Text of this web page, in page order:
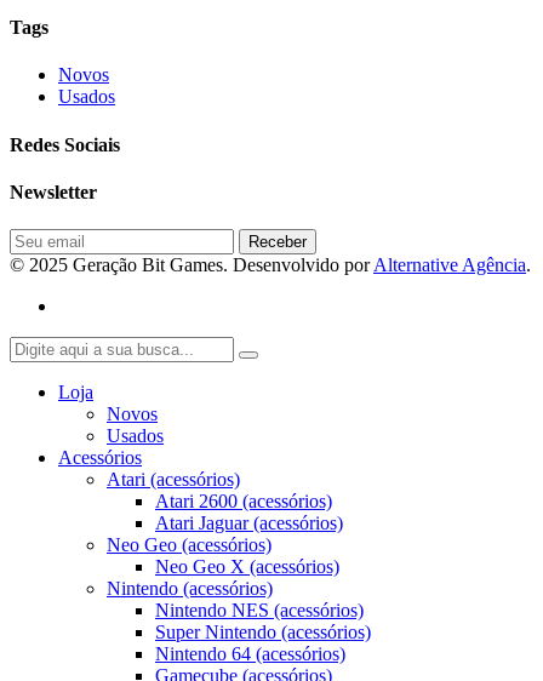
Tags
Novos
Usados
Redes Sociais
Newsletter
© 2025 Geração Bit Games. Desenvolvido porAlternative Agência.
Loja
Novos
Usados
Acessórios
Atari (acessórios)
Atari 2600 (acessórios)
Atari Jaguar (acessórios)
Neo Geo (acessórios)
Neo Geo X (acessórios)
Nintendo (acessórios)
Nintendo NES (acessórios)
Super Nintendo (acessórios)
Nintendo 64 (acessórios)
Gamecube (acessórios)